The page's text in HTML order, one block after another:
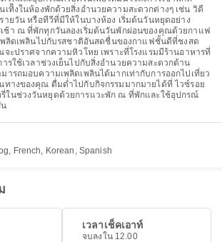
ทิิงในห้องพักด้วยสิ่งอำนวยความสะดวกต่างๆ เช่น วิดี
ยวัน หรือทีวีที่มีให้ในบางห้อง เริ่มต้นวันหยุดอย่าง
ช้า ณ ที่พักทุกวันลองเริ่มต้นวันพักผ่อนของคุณด้วยกาแฟ
ลิดเพลินไปกับรสชาติอันสดชื่นของกาแฟชั้นดีที่ชงสด
ะปราศจากความหิวโหย เพราะที่โรงแรมมีร้านอาหารที่
รใช้เวลาช่วงเย็นไปกับสิ่งอำนวยความสะดวกด้าน
ารถมอบความเพลิดเพลินได้มากเท่ากับการออกไปเที่ยว
ทางของคุณ ดื่มด่ำไปกับกิจกรรมมากมายได้ที่ ไวซ์รอย
ในช่วงวันหยุดด้วยการแวะพัก ณ ที่พักและใช้อุปกรณ์
French, Korean, Spanish
เวลาเช็คเอาท์
จบลงใน 12.00